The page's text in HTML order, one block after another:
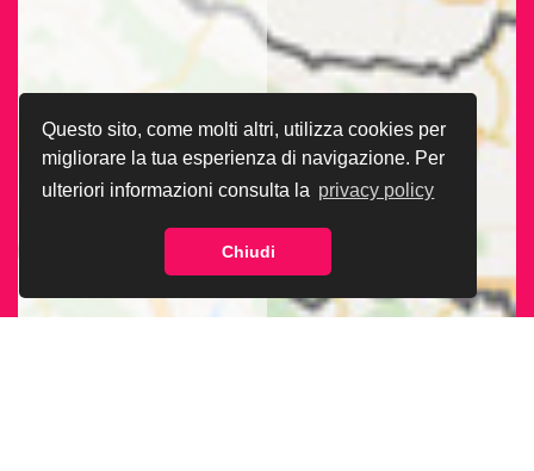
Questo sito, come molti altri, utilizza cookies per
migliorare la tua esperienza di navigazione. Per
ulteriori informazioni consulta la privacy policy
Chiudi